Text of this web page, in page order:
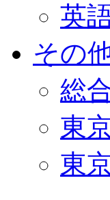
英
その
総
東
東